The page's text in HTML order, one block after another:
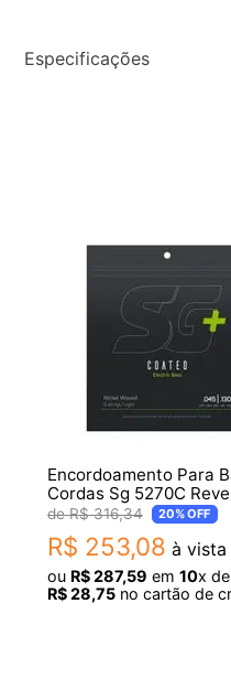
Especificações
Encordoamento Para
Cordas Sg 5270C
045 Niquel 0.45 0.13
R$ 316,34 20%OFF
R$ 253,08 à vista
ou R$287,59 em 10x de
R$28,75 no cartão de